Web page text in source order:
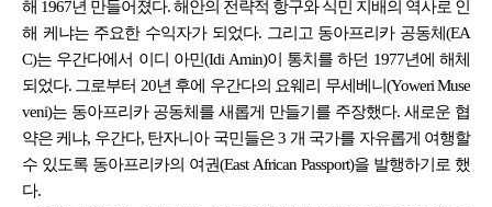
해 1967년 만들어졌다. 해안의 전략적 항구와 식민 지배의 역사로 인
해 케냐는 주요한 수익자가 되었다. 그리고 동아프리카 공동체(EA
C)는 우간다에서 이디 아민(Idi Amin)이 통치를 하던 1977년에 해체
되었다. 그로부터 20년 후에 우간다의 요웨리 무세베니(Yoweri Muse
veni)는 동아프리카 공동체를 새롭게 만들기를 주장했다. 새로운 협
약은 케냐, 우간다, 탄자니아 국민들은 3 개 국가를 자유롭게 여행할
수 있도록 동아프리카의 여권(East African Passport)을 발행하기로 했
다.